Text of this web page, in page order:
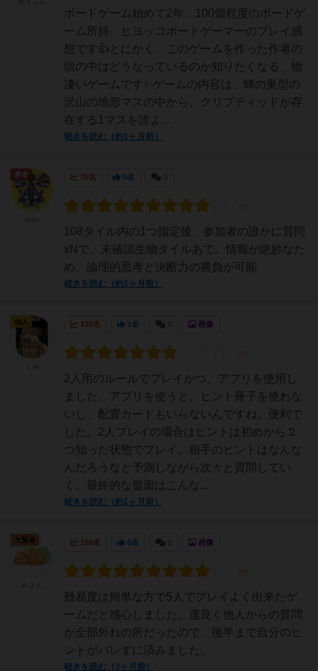
ボードゲーム始めて2年、100個程度のボードゲ
ーム所持、ヒヨッコボードゲーマーのプレイ感
想です👍とにかく、このゲームを作った作者の
頭の中はどうなっているのか知りたくなる、物
凄いゲームです✨ゲームの内容は、蜂の巣型の
沢山の地形マスの中から、クリプティッドが存
在する1マスを誰よ...
続きを読む（約1ヶ月前）
78名 0名
108タイル内の1つ指定後、参加者の誰かに質問
xNで、未確認生物タイルあて。情報が絶妙なた
め、論理的思考と決断力の勝負が可能
続きを読む（約1ヶ月前）
勇者
230名 1名 画像
2人用のルールでプレイかつ、アプリを使用し
ました。アプリを使うと、ヒント冊子を使わな
いし、配置カードもいらないんですね。便利で
した。2人プレイの場合はヒントは初めから２
つ知った状態でプレイ。相手のヒントはなんな
んだろうなと予測しながら次々と質問してい
く。最終的な盤面はこんな...
続きを読む（約1ヶ月前）
仙人
158名 0名 画像
難易度は簡単な方で5人でプレイよく出来たゲ
ームだと感心しました。運良く他人からの質問
が全部外れの所だったので、後半まで自分のヒ
ントがバレずに済みました。
続きを読む（3ヶ月前）
大賢者